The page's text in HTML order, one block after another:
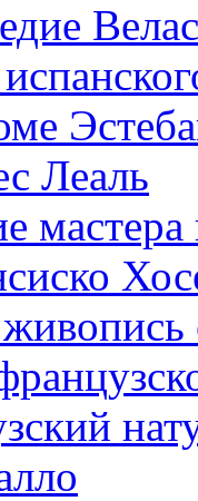
Леаль